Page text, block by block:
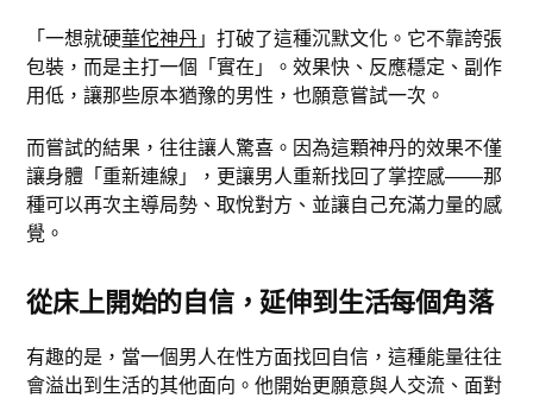
「一想就硬華佗神丹」打破了這種沉默文化。它不靠誇張
包裝，而是主打一個「實在」。效果快、反應穩定、副作
用低，讓那些原本猶豫的男性，也願意嘗試一次。
而嘗試的結果，往往讓人驚喜。因為這顆神丹的效果不僅
讓身體「重新連線」，更讓男人重新找回了掌控感——那
種可以再次主導局勢、取悅對方、並讓自己充滿力量的感
覺。
從床上開始的自信，延伸到生活每個角落
有趣的是，當一個男人在性方面找回自信，這種能量往往
會溢出到生活的其他面向。他開始更願意與人交流、面對